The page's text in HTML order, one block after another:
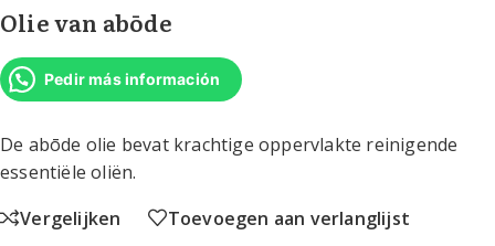
Olie van abōde
Pedir más información
De abōde olie bevat krachtige oppervlakte reinigende
essentiële oliën.
Vergelijken
Toevoegen aan verlanglijst